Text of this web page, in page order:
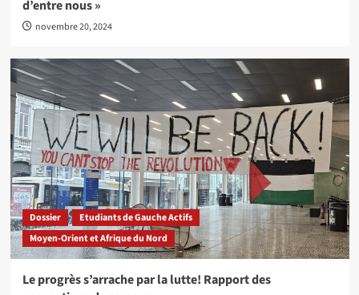
d’entre nous »
novembre 20, 2024
Dossier
Etudiants de Gauche Actifs
Moyen-Orient et Afrique du Nord
Le progrès s’arrache par la lutte! Rapport des